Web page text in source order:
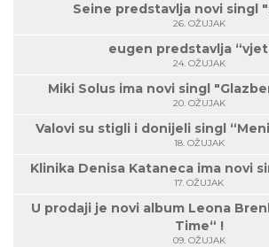
Seine predstavlja novi singl
26. OŽUJAK
eugen predstavlja
24. OŽUJAK
Miki Solus ima novi singl
20. OŽUJAK
Valovi su stigli i donijeli singl
18. OŽUJAK
Klinika Denisa Kataneca ima novi
17. OŽUJAK
U prodaji je novi album Leona
Time“ !
09. OŽUJAK